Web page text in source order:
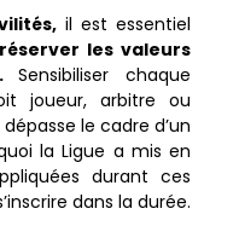
il est essentiel
les valeurs
Sensibiliser chaque
joueur, arbitre ou
le cadre d’un
la Ligue a mis en
durant ces
dans la durée.